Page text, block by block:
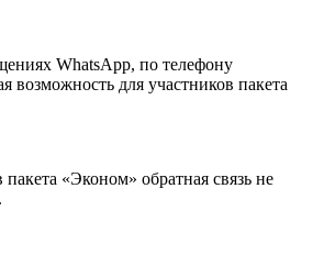
WhatsApp, по телефону
возможность для участников пакета
пакета «Эконом» обратная связь не